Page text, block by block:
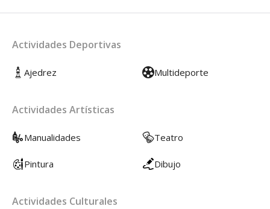
Actividades Deportivas
Ajedrez Multideporte
Actividades Artísticas
Manualidades Teatro
Pintura Dibujo
Actividades Culturales